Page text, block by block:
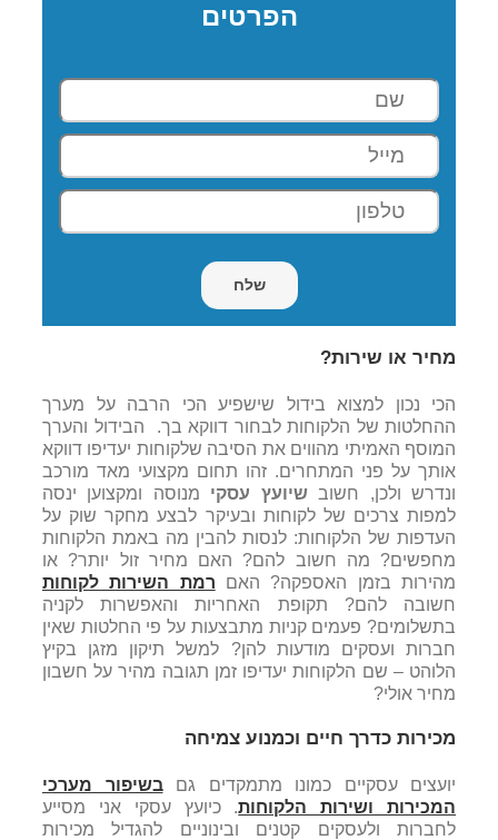
הפרטים
מחיר או שירות?
הכי נכון למצוא בידול שישפיע הכי הרבה על מערך
ההחלטות של הלקוחות לבחור דווקא בך. הבידול והערך
המוסף האמיתי מהווים את הסיבה שלקוחות יעדיפו דווקא
אותך על פני המתחרים. זהו תחום מקצועי מאד מורכב
ונדרש ולכן, חשובשיועץ עסקי מנוסה ומקצוען ינסה
למפות צרכים של לקוחות ובעיקר לבצע מחקר שוק על
העדפות של הלקוחות: לנסות להבין מה באמת הלקוחות
מחפשים? מה חשוב להם? האם מחיר זול יותר? או
מהירות בזמן האספקה? האם רמת השירות לקוחות
חשובה להם? תקופת האחריות והאפשרות לקניה
בתשלומים? פעמים קניות מתבצעות על פי החלטות שאין
חברות ועסקים מודעות להן? למשל תיקון מזגן בקיץ
הלוהט – שם הלקוחות יעדיפו זמן תגובה מהיר על חשבון
מחיר אולי?
מכירות כדרך חיים וכמנוע צמיחה
יועצים עסקיים כמונו מתמקדים גםבשיפור מערכי
המכירות ושירות הלקוחות. כיועץ עסקי אני מסייע
לחברות ולעסקים קטנים ובינוניים להגדיל מכירות